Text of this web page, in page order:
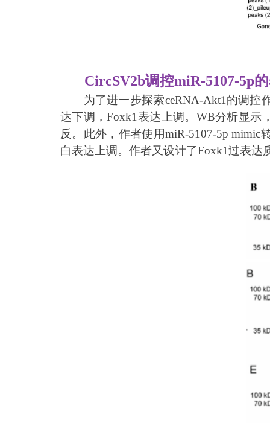
CircSV2b调控miR-5107-5p
为了进一步探索ceRNA-Akt1的调控
达下调，Foxk1表达上调。WB分析显示
反。此外，作者使用miR-5107-5p
白表达上调。作者又设计了Foxk1过表